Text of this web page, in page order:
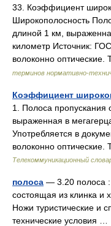
33. Коэффициент
Широкополосность
длиной 1 км,
километр Источник:
волоконно
терминов нормативно-
Коэффициент
1. Полоса пропускания
выраженная в
Употребляется в
волоконно
Телекоммуникационный
полоса — 3.20 полоса :
состоящая из клинка и
Ножи туристические и
технические условия …